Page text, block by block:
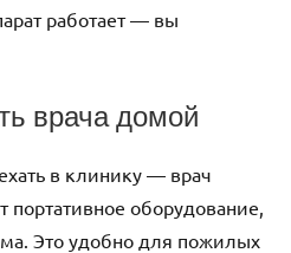
работает — вы
врача домой
в клинику — врач
оборудование,
Это удобно для пожилых